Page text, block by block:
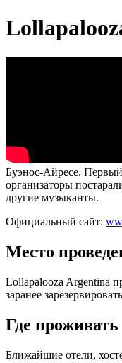
Буэнос-Айресе. Первый
организаторы
другие музыканты.
Официальный сайт:
Место
Lollapalooza Argentina
заранее
Где проживать
Ближайшие отели,